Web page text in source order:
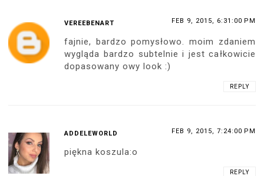
VEREEBENART FEB 9, 2015, 6:31:00 PM
fajnie, bardzo pomysłowo. moim zdaniem
wygląda bardzo subtelnie i jest całkowicie
dopasowany owy look :)
REPLY
ADDELEWORLD FEB 9, 2015, 7:24:00 PM
piękna koszula:o
REPLY